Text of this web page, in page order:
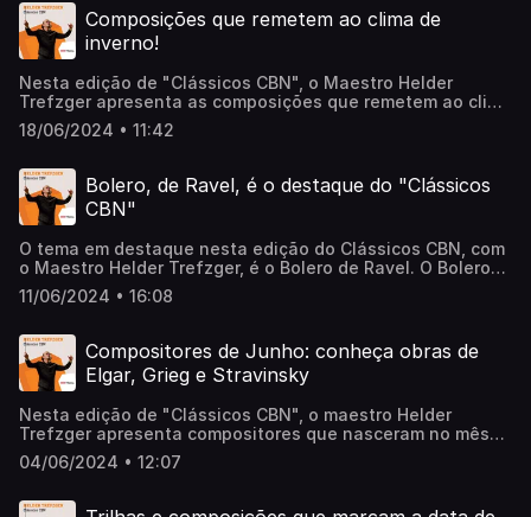
ressoar vozes soprano, mezzo-soprano e contralto. Os
homens, por sua vez, se destacam com vozes baixo,
barítono e tenor. Ouça a conversa completa!
Composições que remetem ao clima de
inverno!
Nesta edição de "Clássicos CBN", o Maestro Helder
Trefzger apresenta as composições que remetem ao clima
do inverno. As estações do ano inspiraram diversos
compositores a escreverem obras que as descrevessem
conheceremos as composições dos ingleses Ralph
Vaughan Williams e John Rutter, além das obras de
Claude Debussy, francês e mestre do impressionismo.
18/06/2024 • 11:42
Bolero, de Ravel, é o destaque do "Clássicos
CBN"
O tema em destaque nesta edição do Clássicos CBN, com
o Maestro Helder Trefzger, é o Bolero de Ravel. O Bolero
de Ravel se tornou um dos clássicos mais conhecidos de
todos os tempos. Qual o segredo dessa música cuja
completa!
11/06/2024 • 16:08
Compositores de Junho: conheça obras de
Elgar, Grieg e Stravinsky
Nesta edição de "Clássicos CBN", o maestro Helder
Trefzger apresenta compositores que nasceram no mês
de junho. Conheça a história de grandes nomes da música
clássica, como Edward Elgar (02/06), Edvard Grieg (15/06) e
Pompa e Circunstância, Suíte Peer Gynt e Pássaro de
04/06/2024 • 12:07